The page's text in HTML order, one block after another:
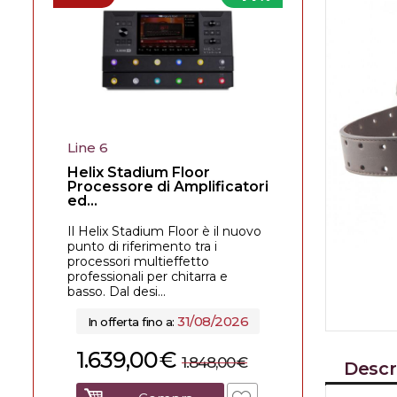
Line 6
Helix Stadium Floor
Processore di Amplificatori
ed...
Il Helix Stadium Floor è il nuovo
punto di riferimento tra i
processori multieffetto
professionali per chitarra e
basso. Dal desi...
In offerta fino a:31/08/2026
€
1.639,00 €
1.848,00